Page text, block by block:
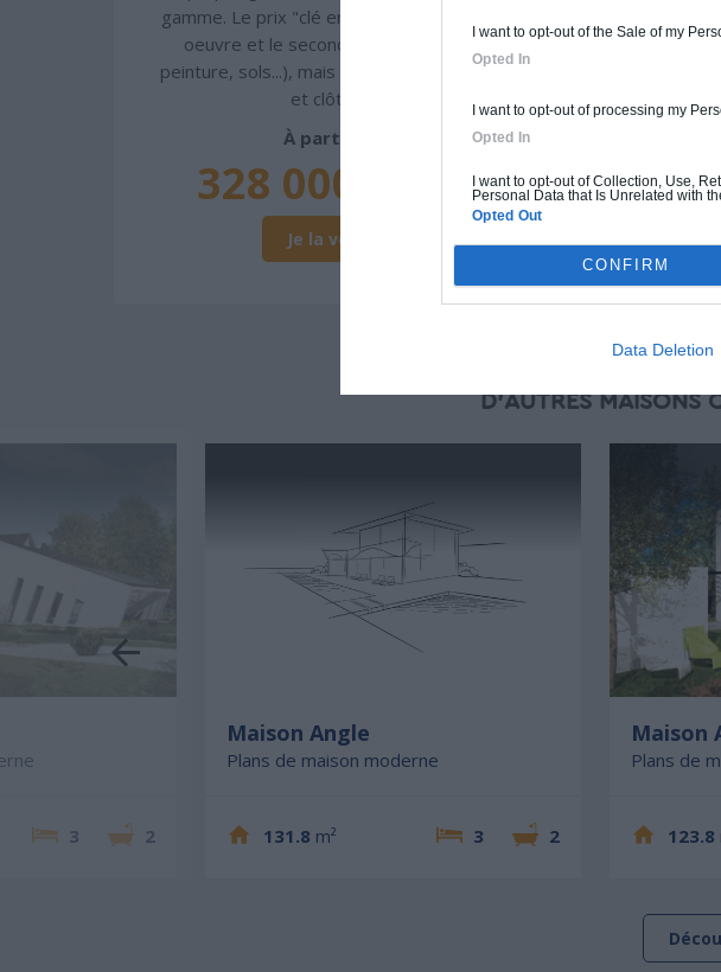
I want to opt-out of the Sale of my
Opted In
I want to opt-out of processing my
Opted In
I want to opt-out of Collection, Use,
Personal Data that Is Unrelated with
Opted Out
CONFIRM
Data Deletion
gamme. Le prix "clé en main" inclut le gros
oeuvre et le second oeuvre (cuisine,
peinture, sols...), mais exclut piscine, jardin
et clôture.
À partir de
328 000€ TTC
Je la veux !
oeuvre
D'AUTRES MAISONS
3 2
Maison Angle
Plans de maison moderne
131.8 m² 3 2
Maison
Plans de
123.8